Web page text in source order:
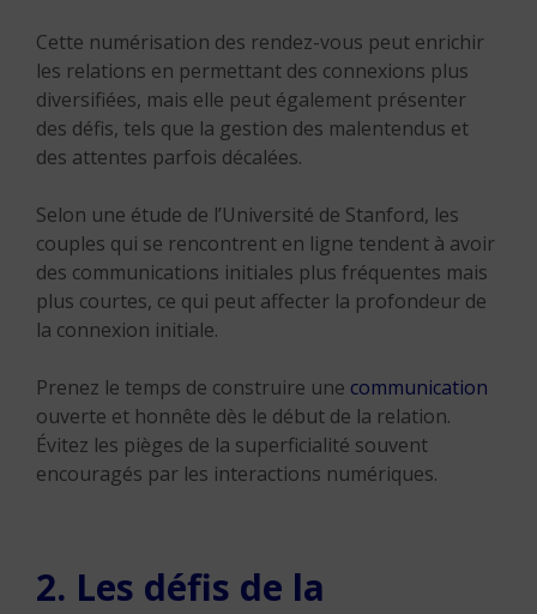
Cette numérisation des rendez-vous peut enrichir
les relations en permettant des connexions plus
diversifiées, mais elle peut également présenter
des défis, tels que la gestion des malentendus et
des attentes parfois décalées.
Selon une étude de l’Université de Stanford, les
couples qui se rencontrent en ligne tendent à avoir
des communications initiales plus fréquentes mais
plus courtes, ce qui peut affecter la profondeur de
la connexion initiale.
Prenez le temps de construire une communication
ouverte et honnête dès le début de la relation.
Évitez les pièges de la superficialité souvent
encouragés par les interactions numériques.
2. Les défis de la